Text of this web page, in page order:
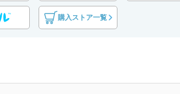
購入ストア一覧